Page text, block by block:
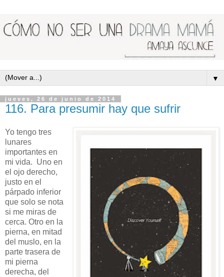
▼
jueves, 26 de junio de 2014
116. Para presumir hay que sufrir
Yo tengo tres
lunares
importantes en
mi vida. Uno en
el ojo derecho,
justo en el
párpado inferior
que solo se nota
si me miras de
cerca. Otro en la
pierna, en mitad
del muslo, en la
parte trasera de
mi pierna
derecha, del